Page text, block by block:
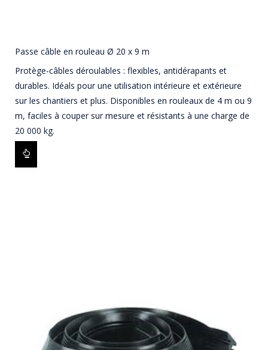
Passe câble en rouleau Ø 20 x 9 m
Protège-câbles déroulables : flexibles, antidérapants et
durables. Idéals pour une utilisation intérieure et extérieure
sur les chantiers et plus. Disponibles en rouleaux de 4 m ou 9
m, faciles à couper sur mesure et résistants à une charge de
20 000 kg.